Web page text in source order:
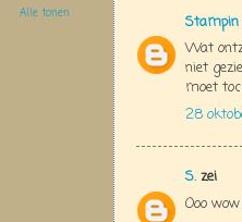
Wat
niet
moet
28
S. zei
Ooo
Alle tonen